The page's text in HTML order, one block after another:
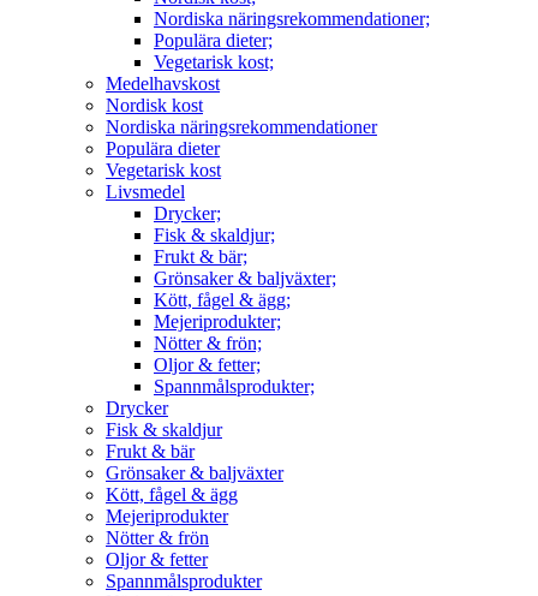
Nordiska näringsrekommendationer;
Populära dieter;
Vegetarisk kost;
Medelhavskost
Nordisk kost
Nordiska näringsrekommendationer
Populära dieter
Vegetarisk kost
Livsmedel
Drycker;
Fisk & skaldjur;
Frukt & bär;
Grönsaker & baljväxter;
Kött, fågel & ägg;
Mejeriprodukter;
Nötter & frön;
Oljor & fetter;
Spannmålsprodukter;
Drycker
Fisk & skaldjur
Frukt & bär
Grönsaker & baljväxter
Kött, fågel & ägg
Mejeriprodukter
Nötter & frön
Oljor & fetter
Spannmålsprodukter